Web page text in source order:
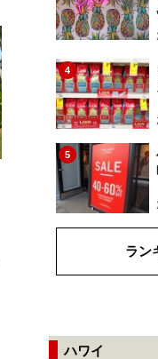
4
5
ラン
ハワイ